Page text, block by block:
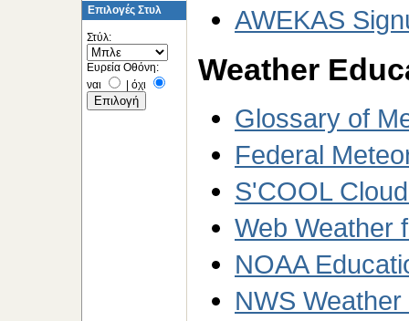
Επιλογές Στυλ
Στύλ:
Ευρεία Οθόνη:
ναι
| όχι
AWEKAS
Weather
Glossary of
Federal
S'COOL
Web Weather
NOAA
NWS